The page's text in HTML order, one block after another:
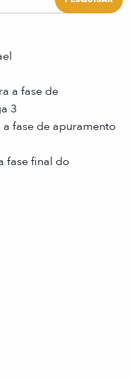
a fase de
3
fase de apuramento
fase final do